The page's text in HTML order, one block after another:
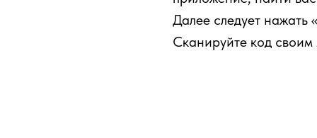
Далее следует нажать
Сканируйте код